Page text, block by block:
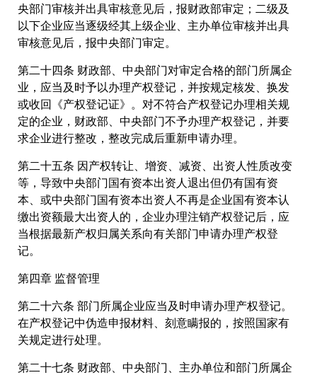
央部门审核并出具审核意见后，报财政部审定；二级及
以下企业应当逐级经其上级企业、主办单位审核并出具
审核意见后，报中央部门审定。
第二十四条 财政部、中央部门对审定合格的部门所属企
业，应当及时予以办理产权登记，并按规定核发、换发
或收回《产权登记证》。对不符合产权登记办理相关规
定的企业，财政部、中央部门不予办理产权登记，并要
求企业进行整改，整改完成后重新申请办理。
第二十五条 因产权转让、增资、减资、出资人性质改变
等，导致中央部门国有资本出资人退出但仍有国有资
本、或中央部门国有资本出资人不再是企业国有资本认
缴出资额最大出资人的，企业办理注销产权登记后，应
当根据最新产权归属关系向有关部门申请办理产权登
记。
第四章 监督管理
第二十六条 部门所属企业应当及时申请办理产权登记。
在产权登记中伪造申报材料、刻意瞒报的，按照国家有
关规定进行处理。
第二十七条 财政部、中央部门、主办单位和部门所属企